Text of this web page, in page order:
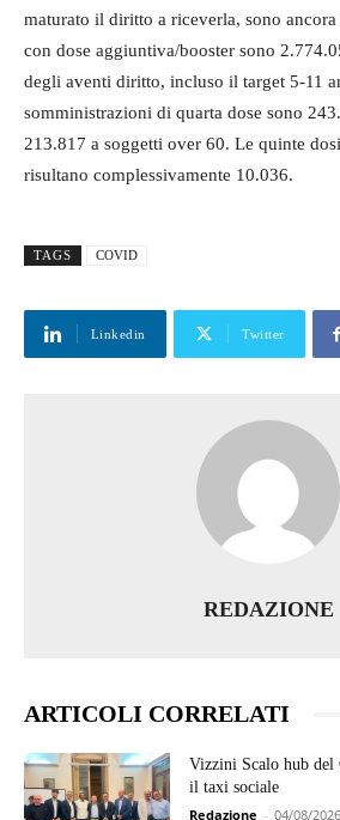
maturato il diritto a riceverla, sono
con dose aggiuntiva/booster sono
degli aventi diritto, incluso il target 5-11
somministrazioni di quarta dose sono
213.817 a soggetti over 60. Le quinte
risultano complessivamente 10.036.
TAGS COVID
Linkedin Twitter
REDAZIONE
ARTICOLI CORRELATI
Vizzini Scalo hub del
il taxi sociale
Redazione - 04/08/2026